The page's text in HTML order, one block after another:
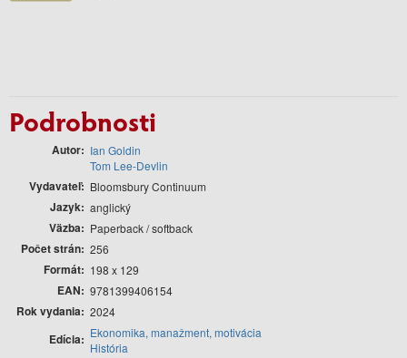
Podrobnosti
Autor
Ian Goldin
Tom Lee-Devlin
Vydavateľ Bloomsbury Continuum
Jazyk anglický
Väzba Paperback / softback
Počet strán 256
Formát 198 x 129
EAN 9781399406154
Rok vydania 2024
Edícia
Ekonomika, manažment, motivácia
História